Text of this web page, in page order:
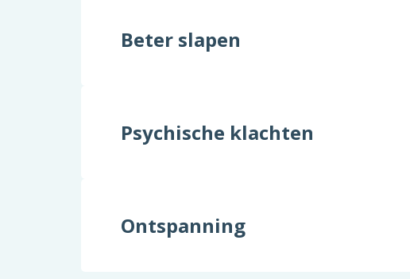
Beter slapen
Psychische klachten
Ontspanning